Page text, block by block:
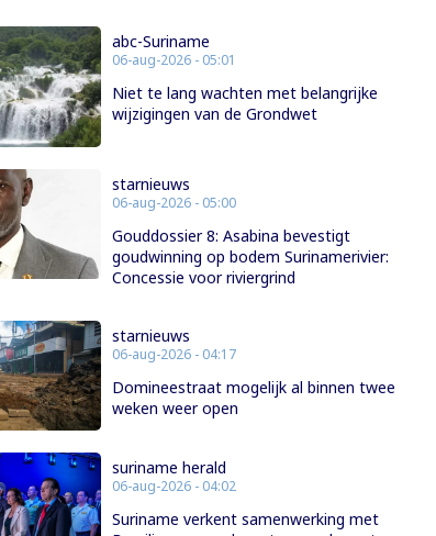
abc-Suriname
06-aug-2026 - 05:01
Niet te lang wachten met belangrijke
wijzigingen van de Grondwet
starnieuws
06-aug-2026 - 05:00
Gouddossier 8: Asabina bevestigt
goudwinning op bodem Surinamerivier:
Concessie voor riviergrind
starnieuws
06-aug-2026 - 04:17
Domineestraat mogelijk al binnen twee
weken weer open
suriname herald
06-aug-2026 - 04:02
Suriname verkent samenwerking met